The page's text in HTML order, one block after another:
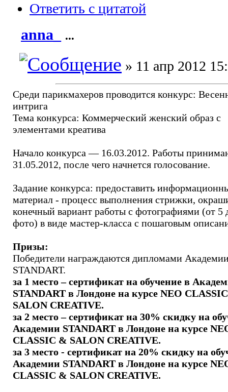
Ответить с цитатой
anna_ ...
» 11 апр 2012
Среди парикмахеров проводится конкурс:
интрига
Тема конкурса: Коммерческий женский образ с
элементами креатива
Начало конкурса — 16.03.2012. Работы
31.05.2012, после чего начнется голосование.
Задание конкурса: предоставить
материал - процесс выполнения стрижки,
конечный вариант работы с фотографиями (от 5
фото) в виде мастер-класса с пошаговым
Призы:
Победители награждаются дипломами
STANDART.
за 1 место – сертификат на обучение в
STANDART в Лондоне на курсе NEO
SALON CREATIVE.
за 2 место – сертификат на 30% скидку на
Академии STANDART в Лондоне на курсе
CLASSIC & SALON CREATIVE.
за 3 место - сертификат на 20% скидку на
Академии STANDART в Лондоне на курсе
CLASSIC & SALON CREATIVE.